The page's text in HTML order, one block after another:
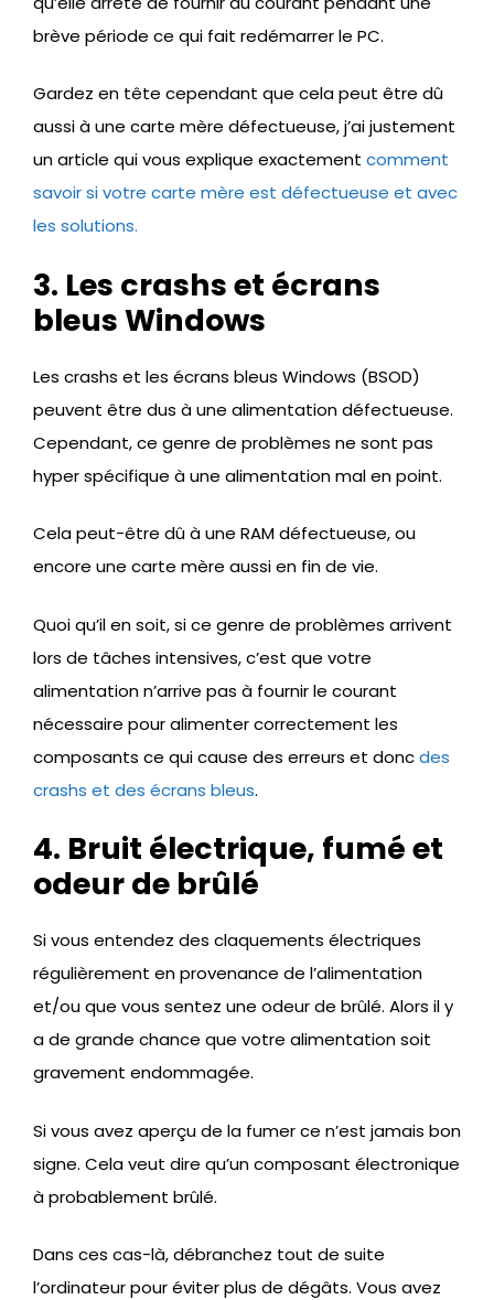
brève période ce qui fait redémarrer le PC.
Gardez en tête cependant que cela peut être dû
aussi à une carte mère défectueuse, j’ai justement
un article qui vous explique exactement comment
savoir si votre carte mère est défectueuse et avec
les solutions.
3. Les crashs et écrans
bleus Windows
Les crashs et les écrans bleus Windows (BSOD)
peuvent être dus à une alimentation défectueuse.
Cependant, ce genre de problèmes ne sont pas
hyper spécifique à une alimentation mal en point.
Cela peut-être dû à une RAM défectueuse, ou
encore une carte mère aussi en fin de vie.
Quoi qu’il en soit, si ce genre de problèmes arrivent
lors de tâches intensives, c’est que votre
alimentation n’arrive pas à fournir le courant
nécessaire pour alimenter correctement les
composants ce qui cause des erreurs et doncdes
crashs et des écrans bleus.
4. Bruit électrique, fumé et
odeur de brûlé
Si vous entendez des claquements électriques
régulièrement en provenance de l’alimentation
et/ou que vous sentez une odeur de brûlé. Alors il y
a de grande chance que votre alimentation soit
gravement endommagée.
Si vous avez aperçu de la fumer ce n’est jamais bon
signe. Cela veut dire qu’un composant électronique
à probablement brûlé.
Dans ces cas-là, débranchez tout de suite
l’ordinateur pour éviter plus de dégâts. Vous avez